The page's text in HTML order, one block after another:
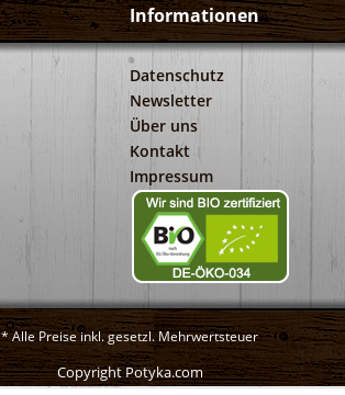
Informationen
Datenschutz
Newsletter
Über uns
Kontakt
Impressum
* Alle Preise inkl. gesetzl. Mehrwertsteuer
Copyright Potyka.com